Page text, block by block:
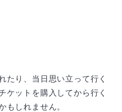
たり、当日思い立って行く
ケットを購入してから行く
もしれません。